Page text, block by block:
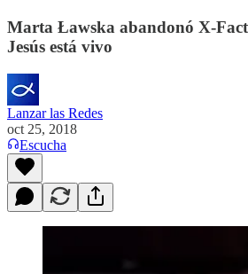
Marta Ławska abandonó X-
Jesús está vivo
Lanzar las Redes
oct 25, 2018
Escucha